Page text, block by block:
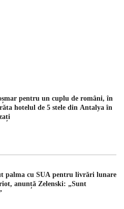
pentru un cuplu de români, în
hotelul de 5 stele din Antalya în
palma cu SUA pentru livrări lunare
anunță Zelenski: „Sunt